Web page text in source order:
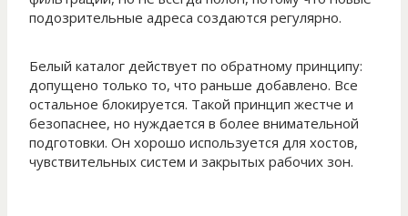
подозрительные адреса создаются регулярно.
Белый каталог действует по обратному принципу:
допущено только то, что раньше добавлено. Все
остальное блокируется. Такой принцип жестче и
безопаснее, но нуждается в более внимательной
подготовки. Он хорошо используется для хостов,
чувствительных систем и закрытых рабочих зон.